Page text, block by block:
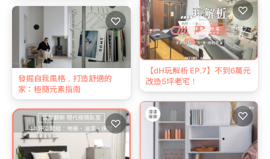
發掘自我風格，打造舒適的
家：極簡元素指南
♡
♡
【dH玩解析 EP.7】不到6萬元
改造5坪老宅！
♡
♡